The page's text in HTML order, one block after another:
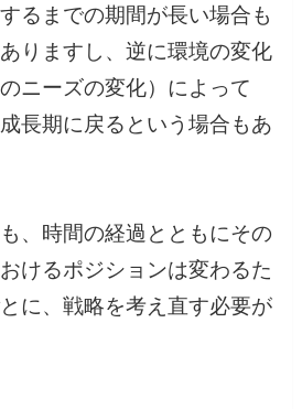
るまでの期間が長い場合も
りますし、逆に環境の変化
ニーズの変化）によって
長期に戻るという場合もあ
、時間の経過とともにその
けるポジションは変わるた
に、戦略を考え直す必要が